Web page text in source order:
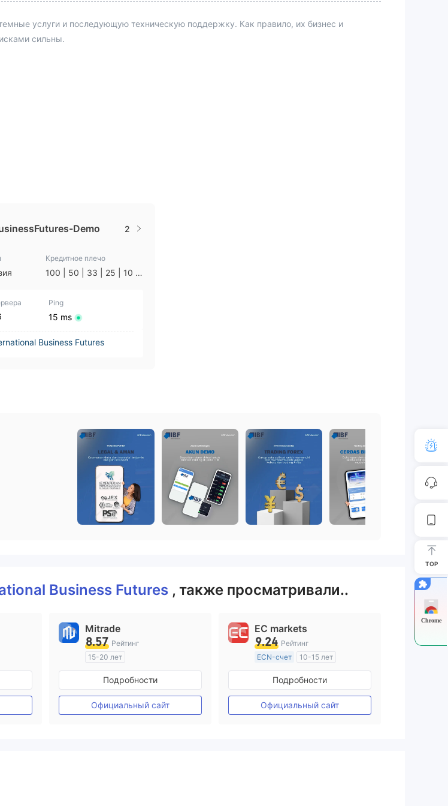
услуги и последующую техническую поддержку. Как правило, их бизнес и
сильны.
Demo 2
Кредитное плечо
100 | 50 | 33 | 25 | 10 |
Ping
15 ms
Business Futures
Business Futures , также просматривали..
Mitrade
8.57 Рейтинг
15-20 лет
Регулирование в Австралия
Маркет-Мейкинг (MM)
Самостоятельное изучение
Подробности
Официальный сайт
EC markets
9.24 Рейтинг
ECN-счет
10-15 лет
Регулирование в Австралия
Маркет-Мейкинг (MM)
Основной стандарт MT4
Подробности
Официальный сайт
TOP
Chrome